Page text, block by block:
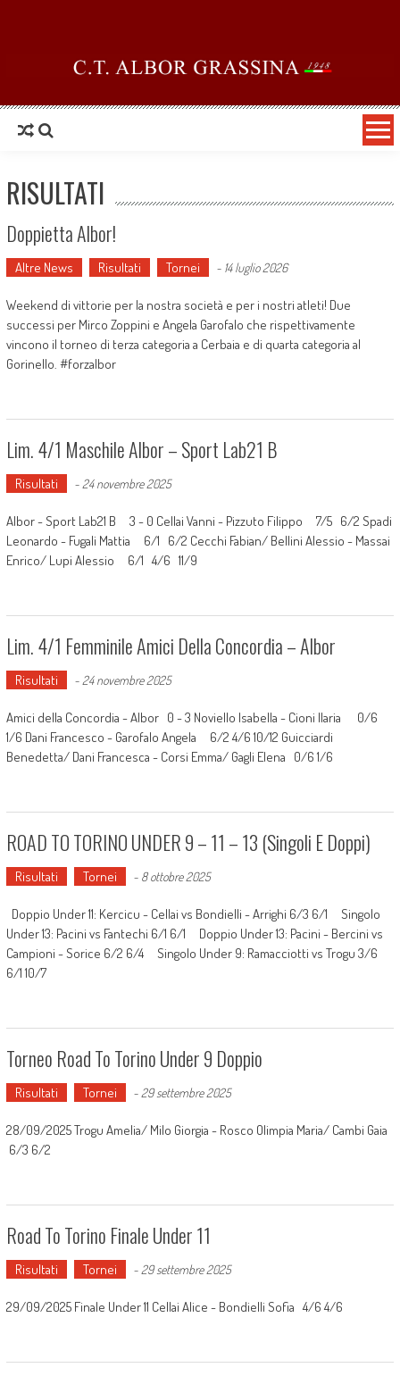
RISULTATI
Doppietta Albor!
Altre News Risultati Tornei - 14 luglio 2026
Weekend di vittorie per la nostra società e per i nostri atleti! Due
successi per Mirco Zoppini e Angela Garofalo che rispettivamente
vincono il torneo di terza categoria a Cerbaia e di quarta categoria al
Gorinello. #forzalbor
Lim. 4/1 Maschile Albor – Sport Lab21 B
Risultati - 24 novembre 2025
Albor - Sport Lab21 B 3 - 0 Cellai Vanni - Pizzuto Filippo 7/5 6/2 Spadi
Leonardo - Fugali Mattia 6/1 6/2 Cecchi Fabian/ Bellini Alessio - Massai
Enrico/ Lupi Alessio 6/1 4/6 11/9
Lim. 4/1 Femminile Amici Della Concordia – Albor
Risultati - 24 novembre 2025
Amici della Concordia - Albor 0 - 3 Noviello Isabella - Cioni Ilaria 0/6
1/6 Dani Francesco - Garofalo Angela 6/2 4/6 10/12 Guicciardi
Benedetta/ Dani Francesca - Corsi Emma/ Gagli Elena 0/6 1/6
ROAD TO TORINO UNDER 9 – 11 – 13 (singoli E Doppi)
Risultati Tornei - 8 ottobre 2025
Doppio Under 11: Kercicu - Cellai vs Bondielli - Arrighi 6/3 6/1 Singolo
Under 13: Pacini vs Fantechi 6/1 6/1 Doppio Under 13: Pacini - Bercini vs
Campioni - Sorice 6/2 6/4 Singolo Under 9: Ramacciotti vs Trogu 3/6
6/1 10/7
Torneo Road To Torino Under 9 Doppio
Risultati Tornei - 29 settembre 2025
28/09/2025 Trogu Amelia/ Milo Giorgia - Rosco Olimpia Maria/ Cambi Gaia
6/3 6/2
Road To Torino Finale Under 11
Risultati Tornei - 29 settembre 2025
29/09/2025 Finale Under 11 Cellai Alice - Bondielli Sofia 4/6 4/6